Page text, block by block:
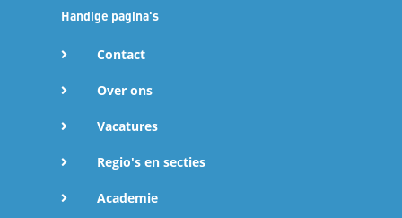
Handige pagina's
Contact
Over ons
Vacatures
Regio's en secties
Academie